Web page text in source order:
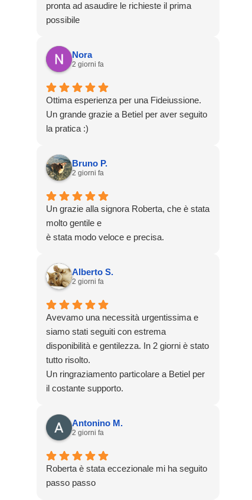
pronta ad asaudire le richieste il prima
possibile
Nora
2 giorni fa
Ottima esperienza per una Fideiussione.
Un grande grazie a Betiel per aver seguito
la pratica :)
Bruno P.
2 giorni fa
Un grazie alla signora Roberta, che è stata
molto gentile e
è stata modo veloce e precisa.
Alberto S.
2 giorni fa
Avevamo una necessità urgentissima e
siamo stati seguiti con estrema
disponibilità e gentilezza. In 2 giorni è stato
tutto risolto.
Un ringraziamento particolare a Betiel per
il costante supporto.
Antonino M.
2 giorni fa
Roberta è stata eccezionale mi ha seguito
passo passo